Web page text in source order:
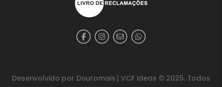
Desenvolvido por Douromais | VCF Ideas © 2025. Todos